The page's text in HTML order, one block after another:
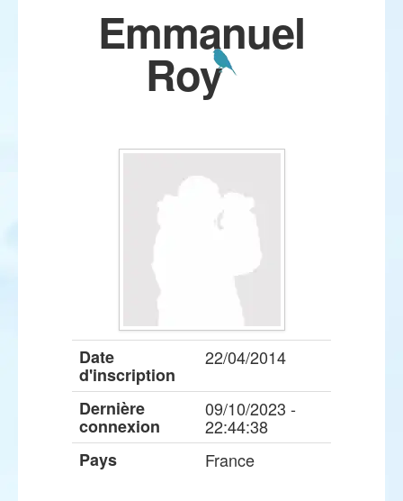
Emmanuel
Roy
Date
d'inscription
22/04/2014
Dernière
connexion
09/10/2023 -
22:44:38
Pays
France